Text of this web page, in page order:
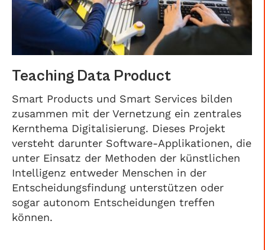
Teaching Data Product
Smart Products und Smart Services bilden
zusammen mit der Vernetzung ein zentrales
Kernthema Digitalisierung. Dieses Projekt
versteht darunter Software-Applikationen, die
unter Einsatz der Methoden der künstlichen
Intelligenz entweder Menschen in der
Entscheidungsfindung unterstützen oder
sogar autonom Entscheidungen treffen
können.